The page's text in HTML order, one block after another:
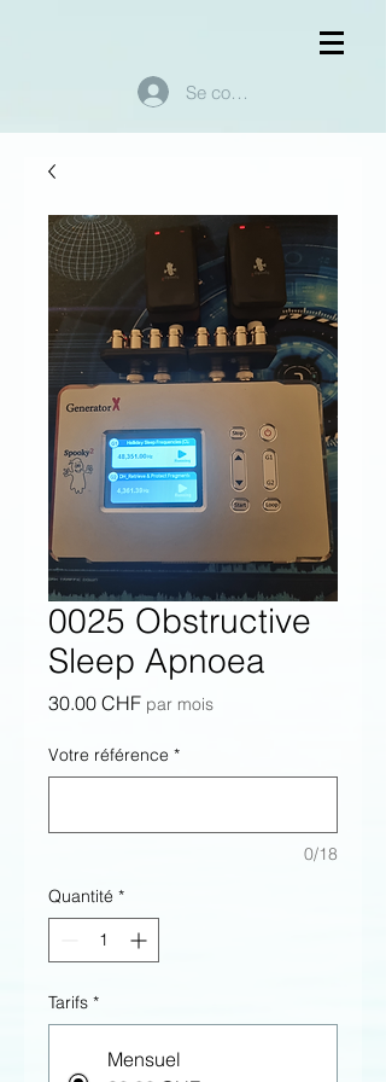
Se connecter
0025 Obstructive
Sleep Apnoea
30.00 CHFPrix
par mois
Votre référence *
0/18
Quantité *
Tarifs *
Mensuel